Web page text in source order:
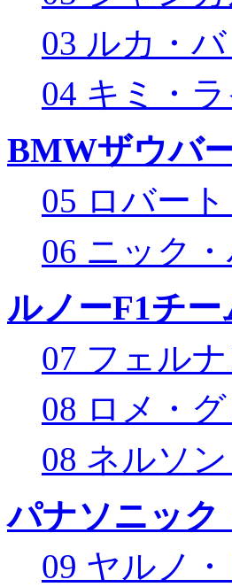
03 ルカ・
04 キミ・
BMWザウバ
05 ロバー
06 ニック
ルノーF1チー
07 フェル
08 ロメ・
08 ネルソ
パナソニック
09 ヤルノ